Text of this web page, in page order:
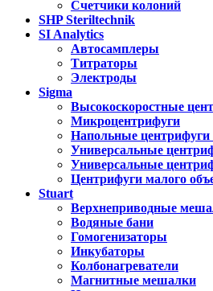
Счетчики колоний
SHP Steriltechnik
SI Analytics
Автосамплеры
Титраторы
Электроды
Sigma
Высокоскоростные
Микроцентрифуги
Напольные центрифуги
Универсальные
Универсальные
Центрифуги малого
Stuart
Верхнеприводные
Водяные бани
Гомогенизаторы
Инкубаторы
Колбонагреватели
Магнитные мешалки